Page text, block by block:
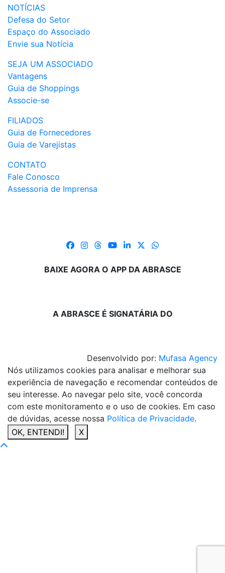
NOTÍCIAS
Defesa do Setor
Espaço do Associado
Envie sua Notícia
SEJA UM ASSOCIADO
Vantagens
Guia de Shoppings
Associe-se
FILIADOS
Guia de Fornecedores
Guia de Varejistas
CONTATO
Fale Conosco
Assessoria de Imprensa
BAIXE AGORA O APP DA ABRASCE
A ABRASCE É SIGNATÁRIA DO
Desenvolvido por: Mufasa Agency
Nós utilizamos cookies para analisar e melhorar sua
experiência de navegação e recomendar conteúdos de
seu interesse. Ao navegar pelo site, você concorda
com este monitoramento e o uso de cookies. Em caso
de dúvidas, acesse nossa Política de Privacidade.
OK, ENTENDI!
X